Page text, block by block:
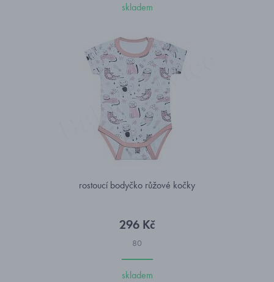
skladem
rostoucí bodyčko růžové kočky
296 Kč
80
skladem